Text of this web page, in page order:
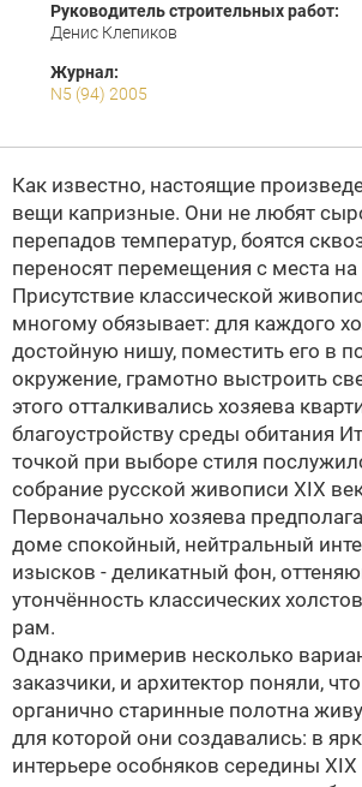
Руководитель строительных работ:
Денис Клепиков
Журнал:
N5 (94) 2005
Как известно, настоящие
вещи капризные. Они не любят
перепадов температур, боятся
переносят перемещения с места на
Присутствие классической
многому обязывает: для каждого
достойную нишу, поместить его в
окружение, грамотно выстроить
этого отталкивались хозяева
благоустройству среды обитания
точкой при выборе стиля
собрание русской живописи XIX
Первоначально хозяева
доме спокойный, нейтральный
изысков - деликатный фон,
утончённость классических
рам.
Однако примерив несколько
заказчики, и архитектор поняли,
органично старинные полотна
для которой они создавались: в
интерьере особняков середины XIX